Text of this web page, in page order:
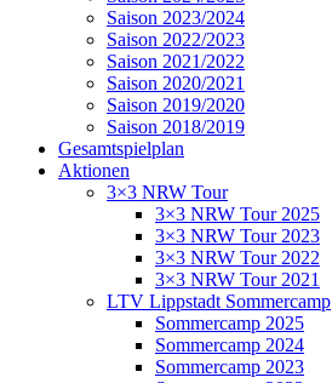
Saison 2023/2024
Saison 2022/2023
Saison 2021/2022
Saison 2020/2021
Saison 2019/2020
Saison 2018/2019
Gesamtspielplan
Aktionen
3×3 NRW Tour
3×3 NRW Tour 2025
3×3 NRW Tour 2023
3×3 NRW Tour 2022
3×3 NRW Tour 2021
LTV Lippstadt Sommercamp
Sommercamp 2025
Sommercamp 2024
Sommercamp 2023